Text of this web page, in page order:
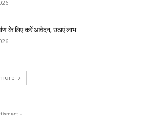
के लिए करें आवेदन, उठाएं लाभ
-